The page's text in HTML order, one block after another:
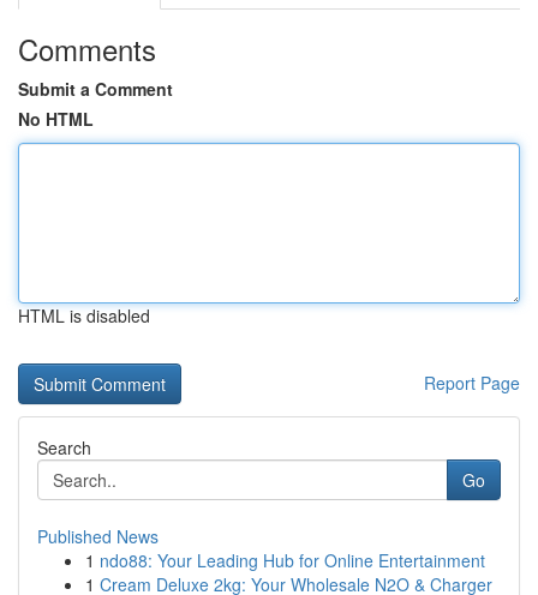
Comments
Submit a Comment
No HTML
HTML is disabled
Report Page
Search
Go
Published News
1 ndo88: Your Leading Hub for Online Entertainment
1 Cream Deluxe 2kg: Your Wholesale N2O & Charger